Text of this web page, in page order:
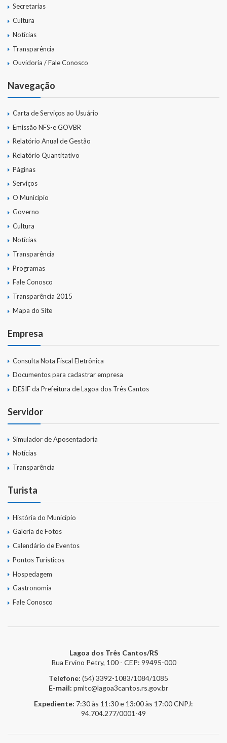
Secretarias
Cultura
Notícias
Transparência
Ouvidoria / Fale Conosco
Navegação
Carta de Serviços ao Usuário
Emissão NFS-e GOVBR
Relatório Anual de Gestão
Relatório Quantitativo
Páginas
Serviços
O Município
Governo
Cultura
Notícias
Transparência
Programas
Fale Conosco
Transparência 2015
Mapa do Site
Empresa
Consulta Nota Fiscal Eletrônica
Documentos para cadastrar empresa
DESIF da Prefeitura de Lagoa dos Três Cantos
Servidor
Simulador de Aposentadoria
Notícias
Transparência
Turista
História do Município
Galeria de Fotos
Calendário de Eventos
Pontos Turísticos
Hospedagem
Gastronomia
Fale Conosco
Lagoa dos Três Cantos/RS
Rua Ervino Petry, 100 - CEP: 99495-000
Telefone: (54) 3392-1083/1084/1085
E-mail: pmltc@lagoa3cantos.rs.gov.br
Expediente: 7:30 às 11:30 e 13:00 às 17:00CNPJ:
94.704.277/0001-49